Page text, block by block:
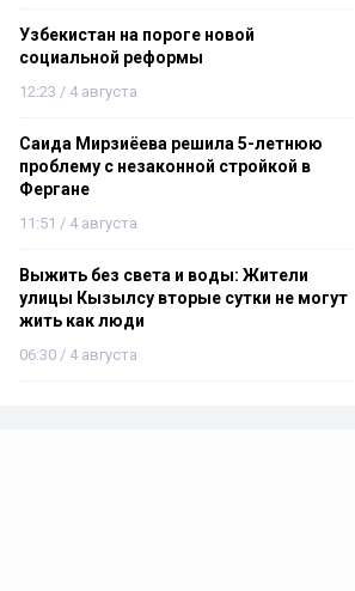
Узбекистан на пороге новой
социальной реформы
12:23 / 4 августа
Саида Мирзиёева решила 5-летнюю
проблему с незаконной стройкой в
Фергане
11:51 / 4 августа
Выжить без света и воды: Жители
улицы Кызылсу вторые сутки не могут
жить как люди
06:30 / 4 августа